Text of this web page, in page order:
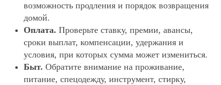
возможность продления и порядок возвращения
домой.
Оплата. Проверьте ставку, премии, авансы,
сроки выплат, компенсации, удержания и
условия, при которых сумма может измениться.
Быт. Обратите внимание на проживание,
питание, спецодежду, инструмент, стирку,